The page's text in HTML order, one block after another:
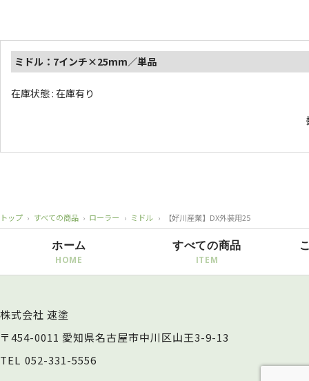
ミドル：7インチ×25mm／単品
在庫状態 : 在庫有り
トップ › すべての商品 › ローラー › ミドル › 【好川産業】DX外装用25
ホーム すべての商品
株式会社 速塗
〒454-0011 愛知県名古屋市中川区山王3-9-13
TEL 052-331-5556